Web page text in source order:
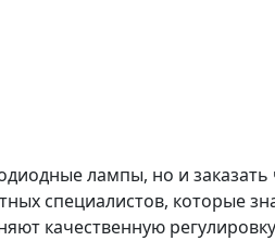
лампы, но и
специалистов, которые
качественную